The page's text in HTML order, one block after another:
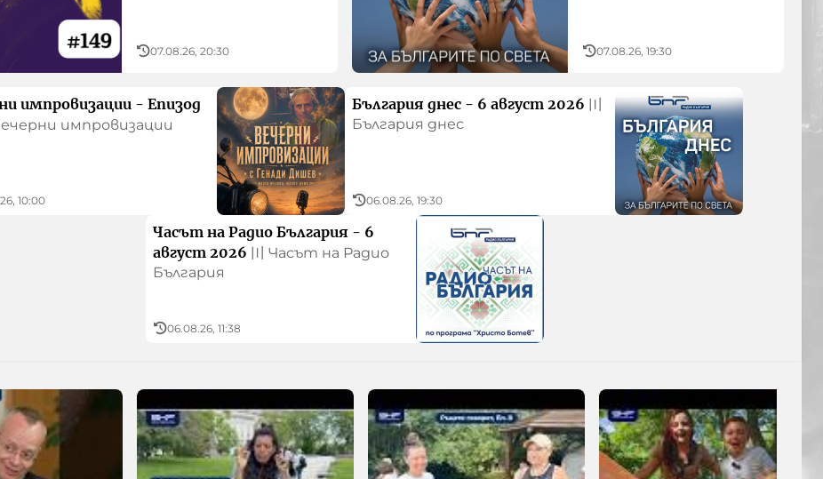
07.08.26, 20:30 07.08.26, 19:30
импровизации - Епизод
импровизации
10:00
България днес - 6 август 2026
〣
България днес
06.08.26, 19:30
Часът на Радио България - 6
август 2026
〣 Часът на Радио
България
06.08.26, 11:38